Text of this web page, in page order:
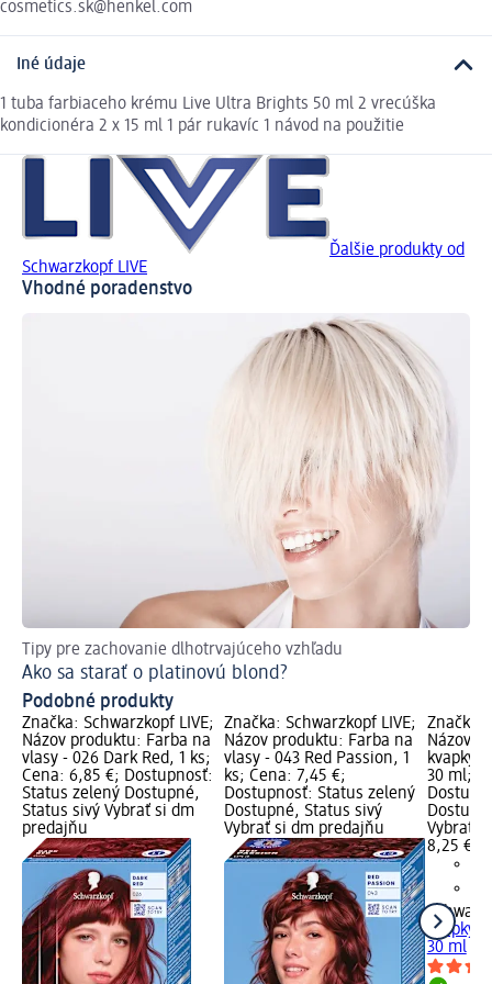
cosmetics.sk@henkel.com
Iné údaje
1 tuba farbiaceho krému Live Ultra Brights 50 ml 2 vrecúška
kondicionéra 2 x 15 ml 1 pár rukavíc 1 návod na použitie
Ďalšie produkty od
Schwarzkopf LIVE
Vhodné poradenstvo
Tipy pre zachovanie dlhotrvajúceho vzhľadu
Ako sa starať o platinovú blond?
Podobné produkty
Značka: Schwarzkopf LIVE;
Názov produktu: Farba na
vlasy - 026 Dark Red, 1 ks;
Cena: 6,85 €; Dostupnosť:
Status zelený Dostupné,
Status sivý Vybrať si dm
predajňu
Značka: Schwarzkopf LIVE;
Názov produktu: Farba na
vlasy - 043 Red Passion, 1
ks; Cena: 7,45 €;
Dostupnosť: Status zelený
Dostupné, Status sivý
Vybrať si dm predajňu
Značka:
Názov
kvapky
30 ml;
Vybrať
8,25 €
kvapky
30 ml